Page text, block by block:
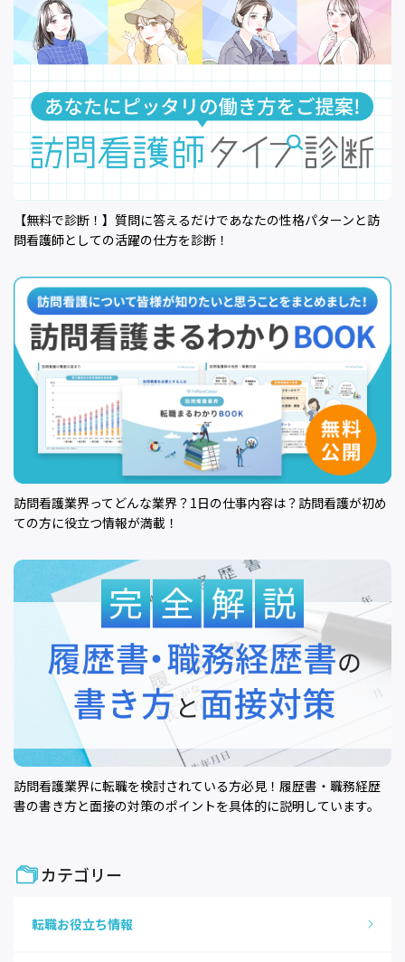
【無料で診断！】質問に答えるだけであなたの性格パターンと訪
問看護師としての活躍の仕方を診断！
訪問看護業界ってどんな業界？1日の仕事内容は？訪問看護が初め
ての方に役立つ情報が満載！
訪問看護業界に転職を検討されている方必見！履歴書・職務経歴
書の書き方と面接の対策のポイントを具体的に説明しています。
カテゴリー
転職お役立ち情報